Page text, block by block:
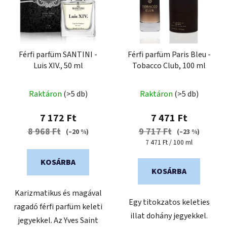
Férfi parfüm SANTINI -
Luis XIV., 50 ml
termék
átlagos
értékelése
5,0
Raktáron (>5 db)
7 172 Ft
8 968 Ft (–20 %)
KOSÁRBA
Karizmatikus és magával
ragadó férfi parfüm keleti
jegyekkel. Az Yves Saint
Férfi parfüm Paris Bleu -
Tobacco Club, 100 ml
termék
átlagos
értékelése
5-
5,0
Raktáron (>5 db)
7 471 Ft
9 717 Ft
(–23 %)
Egységár:
7 471 Ft / 100 ml
KOSÁRBA
Egy titokzatos keleties
illat dohány jegyekkel.